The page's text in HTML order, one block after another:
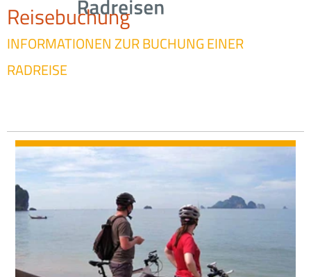
Reisebuchung
INFORMATIONEN ZUR BUCHUNG EINER
RADREISE